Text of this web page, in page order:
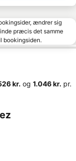
ændrer sig
præcis det samme
bookingsiden.
kr. og ‎1.046 kr. pr.